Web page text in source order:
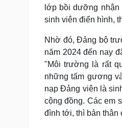
lớp bồi dưỡng
sinh viên điển hình,
Nhờ đó, Đảng bộ
năm 2024 đến nay
"Môi trường là rất
những tấm gương
nạp Đảng viên là
cộng đồng. Các em
đình tới, thì bản thân